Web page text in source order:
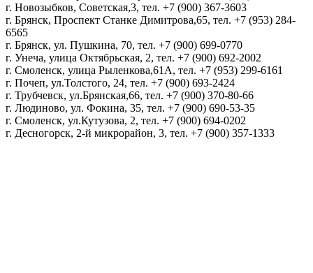
г. Новозыбков, Советская,3, тел. +7 (900) 367-3603
г. Брянск, Проспект Станке Димитрова,65, тел. +7 (953) 284-
6565
г. Брянск, ул. Пушкина, 70, тел. +7 (900) 699-0770
г. Унеча, улица Октябрьская, 2, тел. +7 (900) 692-2002
г. Смоленск, улица Рыленкова,61А, тел. +7 (953) 299-6161
г. Почеп, ул.Толстого, 24, тел. +7 (900) 693-2424
г. Трубчевск, ул.Брянская,66, тел. +7 (900) 370-80-66
г. Людиново, ул. Фокина, 35, тел. +7 (900) 690-53-35
г. Смоленск, ул.Кутузова, 2, тел. +7 (900) 694-0202
г. Десногорск, 2-й микрорайон, 3, тел. +7 (900) 357-1333